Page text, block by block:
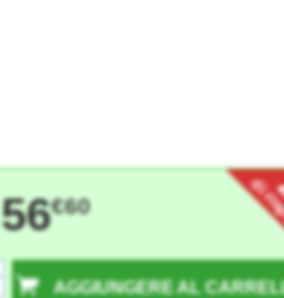
di
56€60
AGGIUNGERE AL